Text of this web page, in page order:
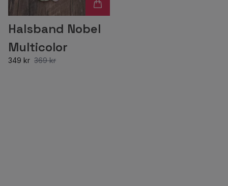
Halsband Nobel
Multicolor
349 kr 369 kr